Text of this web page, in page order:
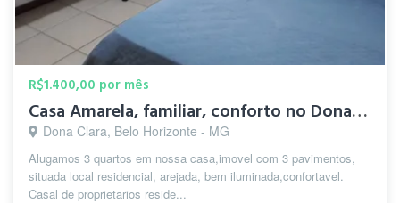
R$1.400,00 por mês
Casa Amarela, familiar, conforto no Dona Clara.
Dona Clara, Belo Horizonte - MG
Alugamos 3 quartos em nossa casa,imovel com 3 pavimentos,
situada local residencial, arejada, bem iluminada,confortavel.
Casal de proprietarios reside...